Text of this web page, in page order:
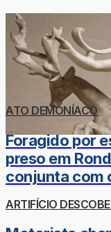
ATO DEMONÍACO
Foragido por
preso em
conjunta com
ARTIFÍCIO